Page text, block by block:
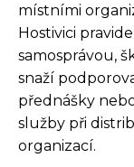
místními
Hostivici
samosprávou,
snaží
přednášky
služby při
organizací.